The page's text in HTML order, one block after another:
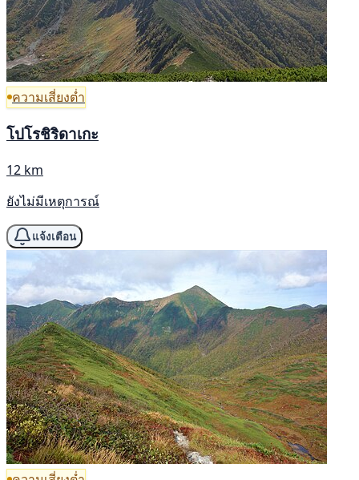
ความเสี่ยงต่ำ
โปโรชิริดาเกะ
12 km
ยังไม่มีเหตุการณ์
แจ้งเตือน